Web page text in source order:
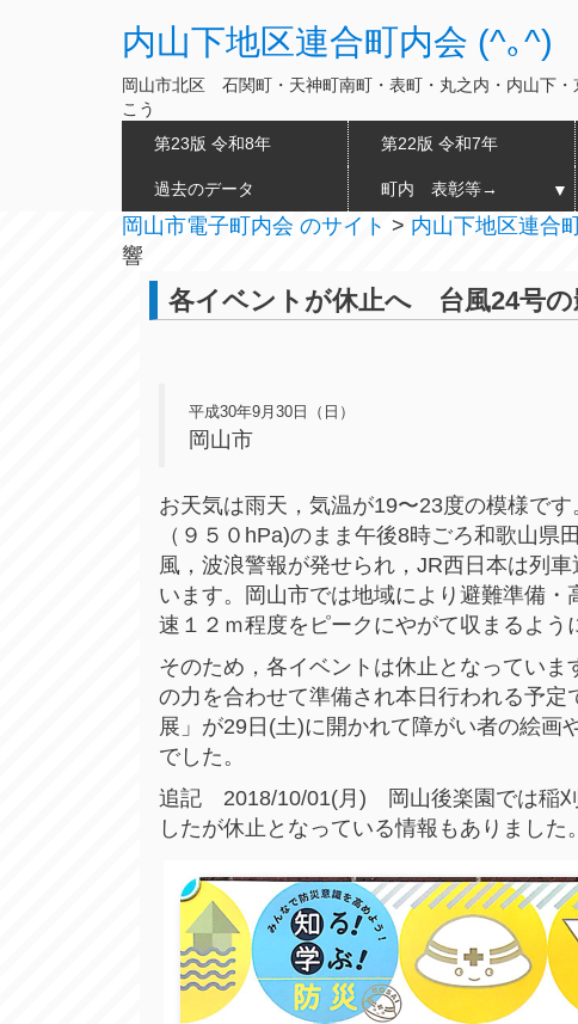
内山下地区連合町内会 (^｡^)
岡山市北区 石関町・天神町南町・表町・丸之内・内山
こう
第23版 令和8年
第22版 令和7年
過去のデータ 町内 表彰等→ ▼
岡山市電子町内会 のサイト > 内山下地区連合
響
各イベントが休止へ 台風24号の
平成30年9月30日（日）
岡山市
お天気は雨天，気温が19〜23度の模様で
（９５０hPa)のまま午後8時ごろ和歌山
風，波浪警報が発せられ，JR西日本は列
います。岡山市では地域により避難準備
速１２ｍ程度をピークにやがて収まるよう
そのため，各イベントは休止となってい
の力を合わせて準備され本日行われる予
展」が29日(土)に開かれて障がい者の絵画
でした。
追記 2018/10/01(月) 岡山後楽園では稲
したが休止となっている情報もありました